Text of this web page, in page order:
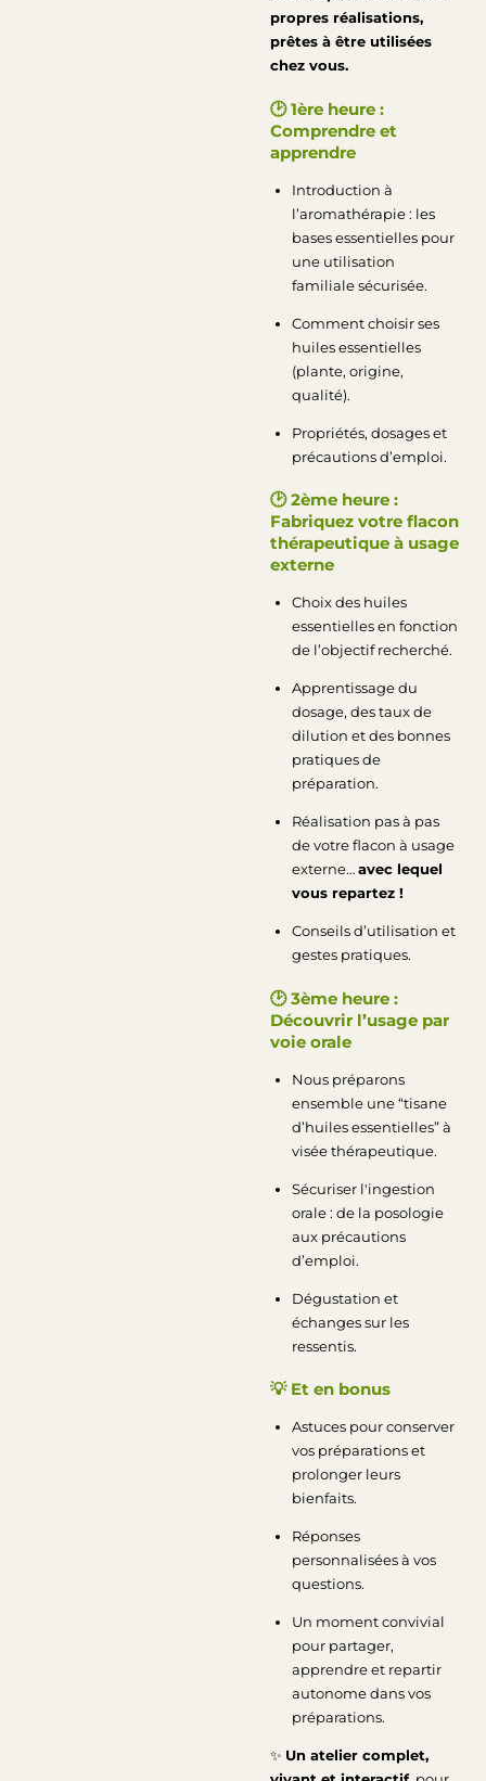
propres réalisations,
prêtes à être utilisées
chez vous.
🕑1ère heure :
Comprendre et
apprendre
Introduction à
l’aromathérapie : les
bases essentielles pour
une utilisation
familiale sécurisée.
Comment choisir ses
huiles essentielles
(plante, origine,
qualité).
Propriétés, dosages et
précautions d’emploi.
🕑2ème heure :
Fabriquez votre flacon
thérapeutique à usage
externe
Choix des huiles
essentielles en fonction
de l’objectif recherché.
Apprentissage du
dosage, des taux de
dilution et des bonnes
pratiques de
préparation.
Réalisation pas à pas
de votre flacon à usage
externe…avec lequel
vous repartez !
Conseils d’utilisation et
gestes pratiques.
🕑3ème heure :
Découvrir l’usage par
voie orale
Nous préparons
ensemble une “tisane
d’huiles essentielles” à
visée thérapeutique.
Sécuriser l'ingestion
orale : de la posologie
aux précautions
d’emploi.
Dégustation et
échanges sur les
ressentis.
💡 Et en bonus
Astuces pour conserver
vos préparations et
prolonger leurs
bienfaits.
Réponses
personnalisées à vos
questions.
Un moment convivial
pour partager,
apprendre et repartir
autonome dans vos
préparations.
✨ Un atelier complet,